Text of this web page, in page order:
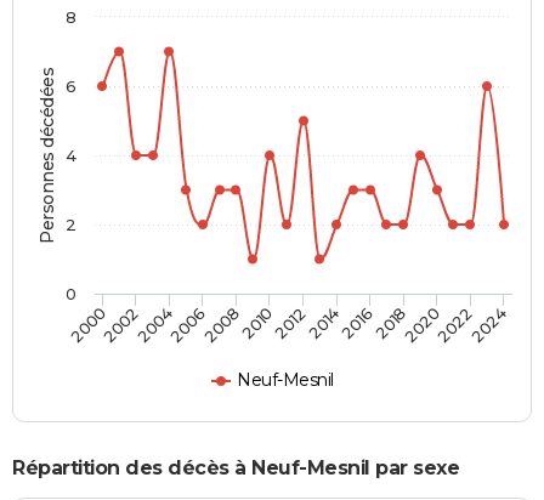
Personnes décédées
Neuf-Mesnil
2000200220042006200820102012201420162018202020222024
0
2
4
6
8
Répartition des décès à Neuf-Mesnil par sexe